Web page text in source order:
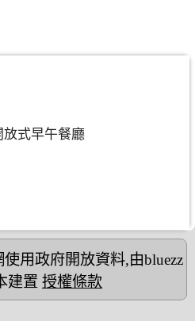
放式早午餐廳
用政府開放資料,由bluezz
建置 授權條款